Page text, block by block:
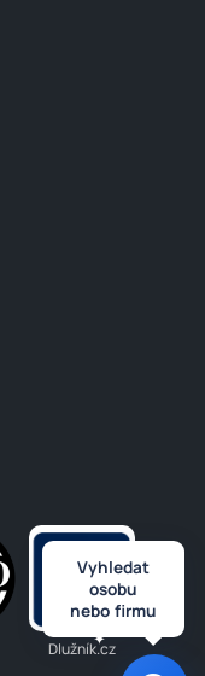
Dlužník.cz
Vyhledat
osobu
nebo firmu